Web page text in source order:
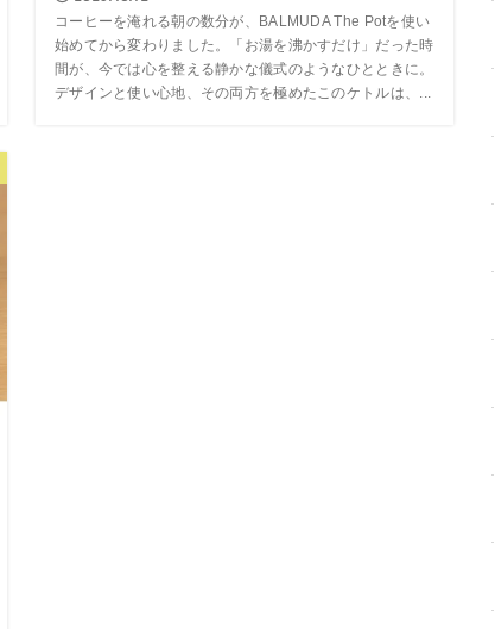
コーヒーを淹れる朝の数分が、BALMUDA The Potを使い
始めてから変わりました。「お湯を沸かすだけ」だった時
間が、今では心を整える静かな儀式のようなひとときに。
デザインと使い心地、その両方を極めたこのケトルは、...